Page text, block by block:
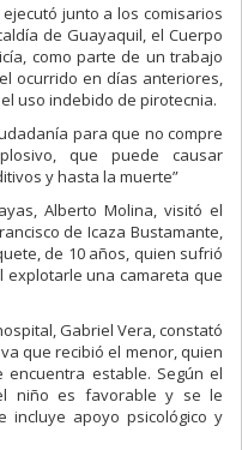
junto a los comisarios
de Guayaquil, el Cuerpo
como parte de un trabajo
ocurrido en días anteriores,
uso indebido de pirotecnia.
para que no compre
que puede causar
y hasta la muerte”
Alberto Molina, visitó el
de Icaza Bustamante,
de 10 años, quien sufrió
explotarle una camareta que
Gabriel Vera, constató
que recibió el menor, quien
estable. Según el
niño es favorable y se le
incluye apoyo psicológico y